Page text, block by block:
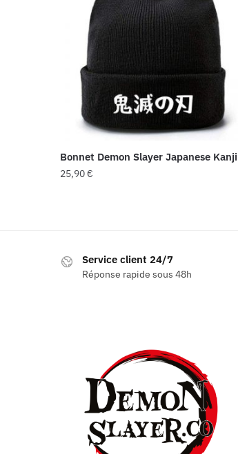
Bonnet Demon Slayer Japanese Kanji
25,90€
Service client 24/7
Réponse rapide sous 48h